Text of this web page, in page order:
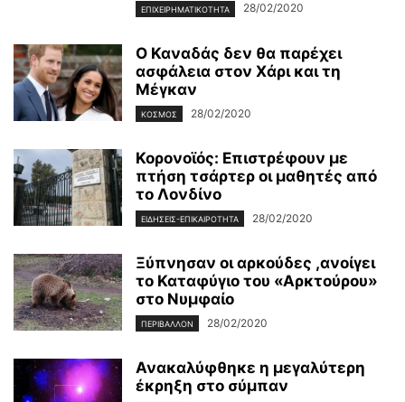
ΕΠΙΧΕΙΡΗΜΑΤΙΚΌΤΗΤΑ 28/02/2020
Ο Καναδάς δεν θα παρέχει
ασφάλεια στον Χάρι και τη
Μέγκαν
ΚΌΣΜΟΣ 28/02/2020
Κορονοϊός: Επιστρέφουν με
πτήση τσάρτερ οι μαθητές από
το Λονδίνο
ΕΙΔΉΣΕΙΣ-ΕΠΙΚΑΙΡΌΤΗΤΑ 28/02/2020
Ξύπνησαν οι αρκούδες ,ανοίγει
το Καταφύγιο του «Αρκτούρου»
στο Νυμφαίο
ΠΕΡΙΒΆΛΛΟΝ 28/02/2020
Ανακαλύφθηκε η μεγαλύτερη
έκρηξη στο σύμπαν